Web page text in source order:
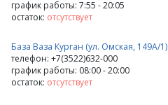
график работы: 7:55 - 20:05
остаток: отсутствует
База Ваза Курган (ул. Омская, 149А/1)
телефон: +7(3522)632-000
график работы: 08:00 - 20:00
остаток: отсутствует